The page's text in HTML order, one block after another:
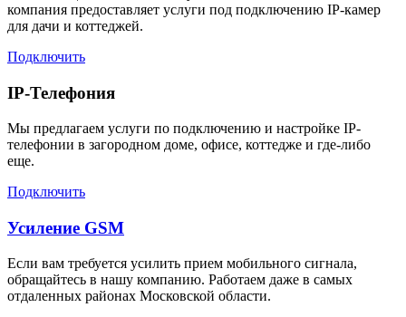
компания предоставляет услуги под подключению IP-камер
для дачи и коттеджей.
Подключить
IP-Телефония
Мы предлагаем услуги по подключению и настройке IP-
телефонии в загородном доме, офисе, коттедже и где-либо
еще.
Подключить
Усиление GSM
Если вам требуется усилить прием мобильного сигнала,
обращайтесь в нашу компанию. Работаем даже в самых
отдаленных районах Московской области.